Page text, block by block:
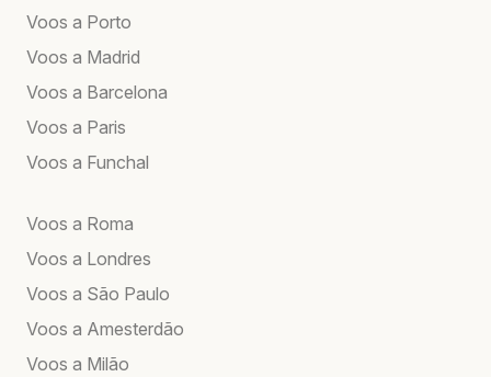
Voos a Porto
Voos a Madrid
Voos a Barcelona
Voos a Paris
Voos a Funchal
Voos a Roma
Voos a Londres
Voos a São Paulo
Voos a Amesterdão
Voos a Milão